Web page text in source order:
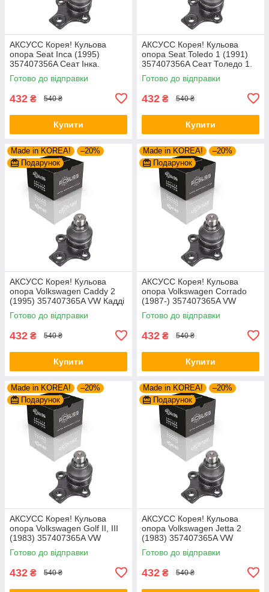
AКСУСС Корея! Кульова
опора Seat Inca (1995)
357407356A Сеат Інка.
Aксусс Корея - Оригинал!
Готово до відправки
432 ₴ 540 ₴
Купити
AКСУСС Корея! Кульова
опора Seat Toledo 1 (1991)
357407356A Сеат Толедо 1.
Aксусс Корея - Оригинал!
Готово до відправки
432 ₴ 540 ₴
Купити
Made in KOREA!
–20%
Подарунок
AКСУСС Корея! Кульова
опора Volkswagen Caddy 2
(1995) 357407365A VW Кадді
2. Aксусс Корея - Оригинал!
Готово до відправки
432 ₴ 540 ₴
Купити
Made in KOREA!
–20%
Подарунок
AКСУСС Корея! Кульова
опора Volkswagen Corrado
(1987-) 357407365A VW
Corrado. Aксусс Корея -
Оригинал!
Готово до відправки
432 ₴ 540 ₴
Купити
Made in KOREA!
–20%
Подарунок
AКСУСС Корея! Кульова
опора Volkswagen Golf II, III
(1983) 357407365A VW
Гольф II, III. Aксусс Корея -
Оригинал!
Готово до відправки
432 ₴ 540 ₴
Made in KOREA!
–20%
Подарунок
AКСУСС Корея! Кульова
опора Volkswagen Jetta 2
(1983) 357407365A VW
Джетта 2. Aксусс Корея -
Оригинал!
Готово до відправки
432 ₴ 540 ₴